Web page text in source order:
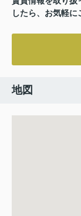
したら、お気軽に
地図